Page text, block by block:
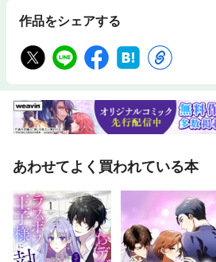
作品をシェアする
あわせてよく買われている本